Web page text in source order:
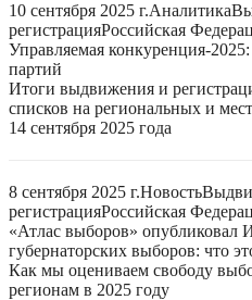
10 сентября 2025 г.Аналитика
регистрацияРоссийская
Управляемая конкуренция-
партий
Итоги выдвижения и
списков на региональных и
14 сентября 2025 года
8 сентября 2025 г.Новость
регистрацияРоссийская
«Атлас выборов» опубликовал
губернаторских выборов: что
Как мы оцениваем свободу
регионам в 2025 году